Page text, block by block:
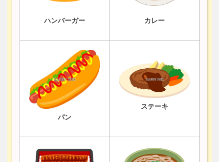
ハンバーガー カレー
パン
ステーキ